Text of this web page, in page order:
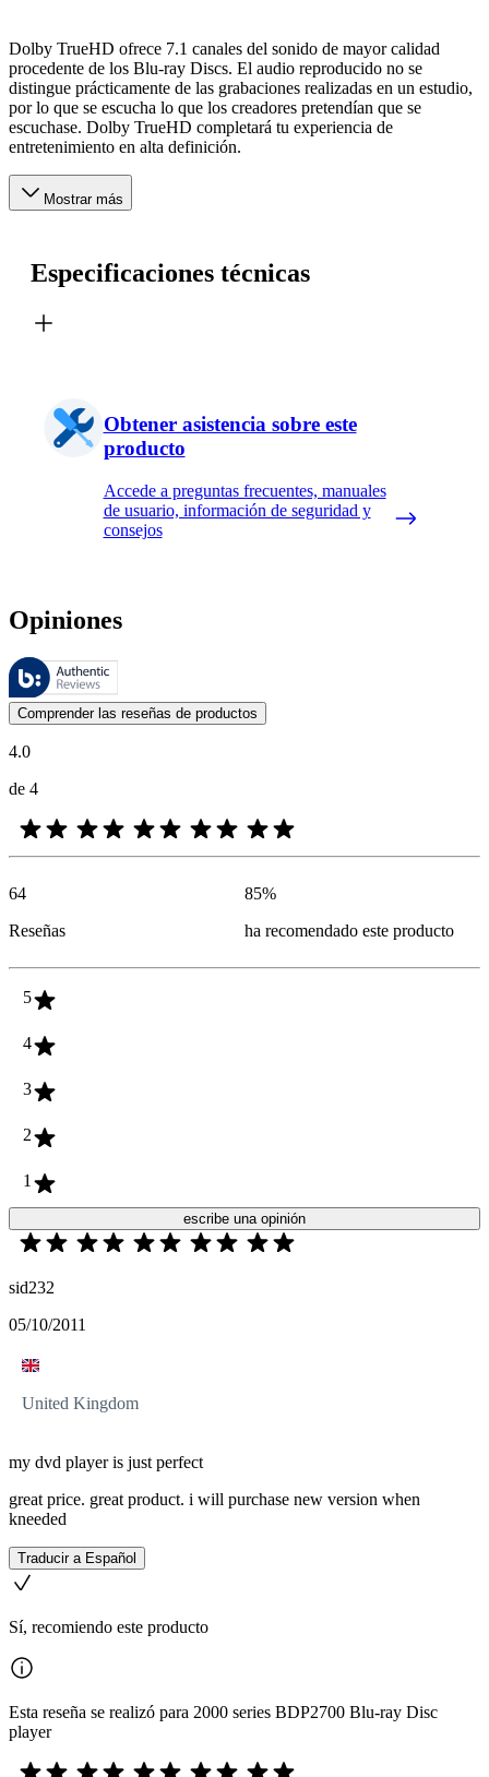
Dolby TrueHD ofrece 7.1 canales del sonido de mayor calidad
procedente de los Blu-ray Discs. El audio reproducido no se
distingue prácticamente de las grabaciones realizadas en un estudio,
por lo que se escucha lo que los creadores pretendían que se
escuchase. Dolby TrueHD completará tu experiencia de
entretenimiento en alta definición.
Mostrar más
Especificaciones técnicas
Obtener asistencia sobre este
producto
Accede a preguntas frecuentes, manuales
de usuario, información de seguridad y
consejos
Opiniones
Estas reseñas las gestiona Bazaarvoice y cumplen con la política de
Las opiniones de los clientes en forma de reseñas de productos y
Comprender las reseñas de productos
4.0
de 4
64
Reseñas
85%
ha recomendado este producto
5
4
3
2
1
escribe una opinión
sid232
05/10/2011
United Kingdom
my dvd player is just perfect
great price. great product. i will purchase new version when
kneeded
Traducir a Español
Sí, recomiendo este producto
Esta reseña se realizó para 2000 series BDP2700 Blu-ray Disc
player